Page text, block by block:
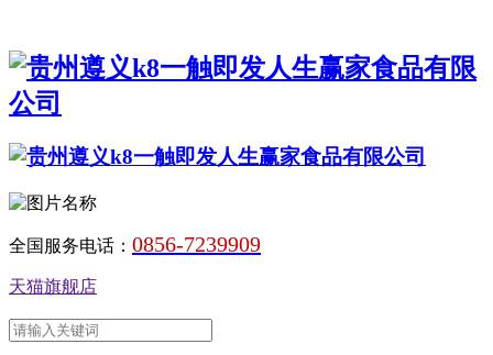
全国服务电话： 0856-7239909
天猫旗舰店